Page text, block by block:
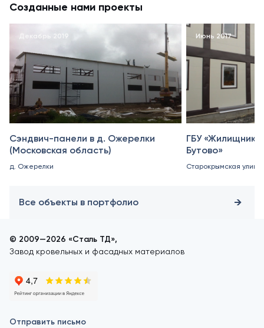
Созданные нами проекты
Декабрь 2019
Сэндвич-панели в д. Ожерелки
(Московская область)
д. Ожерелки
Июнь 2017
ГБУ «Жилищник
Бутово»
Старокрымская улица,
Все объекты в портфолио
© 2009—2026 «Сталь ТД»,
Завод кровельных и фасадных материалов
Отправить письмо